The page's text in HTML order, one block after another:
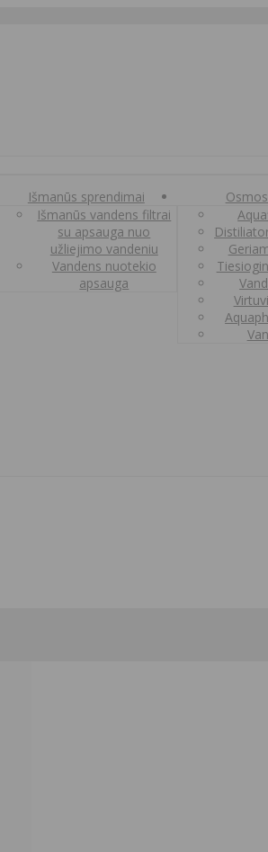
Išmanūs sprendimai
Išmanūs vandens filtrai
su apsauga nuo
užliejimo vandeniu
Vandens nuotekio
apsauga